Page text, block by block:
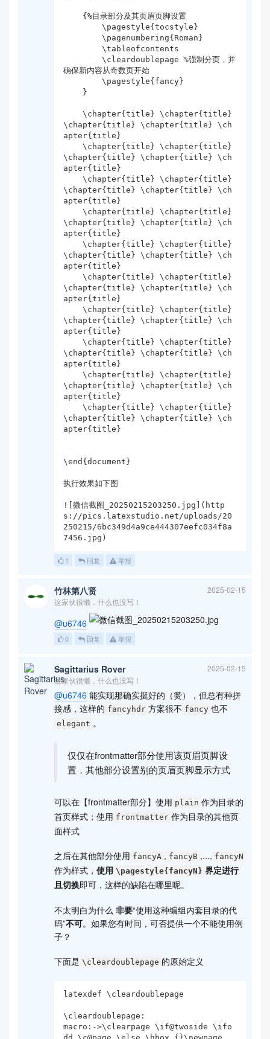
        \pagestyle{tocstyle}
        \pagenumbering{Roman}
        \tableofcontents
        \cleardoublepage %强制分页，并
确保新内容从奇数页开始
        \pagestyle{fancy}
    \chapter{title} \chapter{title}
\chapter{title} \chapter{title} \ch
apter{title}
    \chapter{title} \chapter{title}
\chapter{title} \chapter{title} \ch
apter{title}
    \chapter{title} \chapter{title}
\chapter{title} \chapter{title} \ch
apter{title}
    \chapter{title} \chapter{title}
\chapter{title} \chapter{title} \ch
apter{title}
    \chapter{title} \chapter{title}
\chapter{title} \chapter{title} \ch
apter{title}
    \chapter{title} \chapter{title}
\chapter{title} \chapter{title} \ch
apter{title}
    \chapter{title} \chapter{title}
\chapter{title} \chapter{title} \ch
apter{title}
    \chapter{title} \chapter{title}
\chapter{title} \chapter{title} \ch
apter{title}
    \chapter{title} \chapter{title}
\chapter{title} \chapter{title} \ch
apter{title}
    \chapter{title} \chapter{title}
\chapter{title} \chapter{title} \ch
apter{title}
\end{document}
执行效果如下图
![微信截图_20250215203250.jpg](http
s://pics.latexstudio.net/uploads/20
250215/6bc349d4a9ce444307eefc034f8a
1 回复 举报
竹林第八贤
2025-02-15
这家伙很懒，什么也没写！
@u6746
0 回复 举报
Sagittarius Rover
2025-02-15
这家伙很懒，什么也没写！
@u6746 能实现那确实挺好的（赞），但总有种拼
接感，这样的 fancyhdr 方案很不 fancy 也不
elegant 。
仅仅在frontmatter部分使用该页眉页脚设
置，其他部分设置别的页眉页脚显示方式
可以在【frontmatter部分】使用 plain 作为目录的
首页样式；使用 frontmatter 作为目录的其他页
面样式
之后在其他部分使用 fancyA , fancyB ,..., fancyN
作为样式， 使用 \pagestyle{fancyN} 界定进行
且切换即可，这样的缺陷在哪里呢。
不太明白为什么 非要“使用这种编组内套目录的代
码”不可。如果您有时间，可否提供一个不能使用例
子？
下面是 \cleardoublepage 的原始定义
latexdef \cleardoublepage
\cleardoublepage:
macro:->\clearpage \if@twoside \ifo